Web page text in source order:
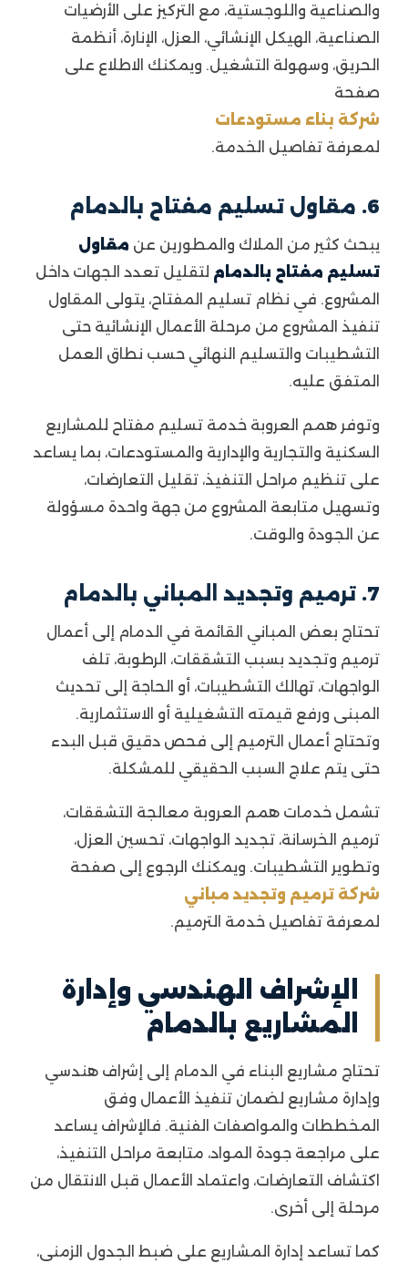
والصناعية واللوجستية، مع التركيز على الأرضيات
الصناعية، الهيكل الإنشائي، العزل، الإنارة، أنظمة
الحريق، وسهولة التشغيل. ويمكنك الاطلاع على
صفحة
شركة بناء مستودعات
لمعرفة تفاصيل الخدمة.
6. مقاول تسليم مفتاح بالدمام
يبحث كثير من الملاك والمطورين عن مقاول
تسليم مفتاح بالدمام لتقليل تعدد الجهات داخل
المشروع. في نظام تسليم المفتاح، يتولى المقاول
تنفيذ المشروع من مرحلة الأعمال الإنشائية حتى
التشطيبات والتسليم النهائي حسب نطاق العمل
المتفق عليه.
وتوفر همم العروبة خدمة تسليم مفتاح للمشاريع
السكنية والتجارية والإدارية والمستودعات، بما يساعد
على تنظيم مراحل التنفيذ، تقليل التعارضات،
وتسهيل متابعة المشروع من جهة واحدة مسؤولة
عن الجودة والوقت.
7. ترميم وتجديد المباني بالدمام
تحتاج بعض المباني القائمة في الدمام إلى أعمال
ترميم وتجديد بسبب التشققات، الرطوبة، تلف
الواجهات، تهالك التشطيبات، أو الحاجة إلى تحديث
المبنى ورفع قيمته التشغيلية أو الاستثمارية.
وتحتاج أعمال الترميم إلى فحص دقيق قبل البدء
حتى يتم علاج السبب الحقيقي للمشكلة.
تشمل خدمات همم العروبة معالجة التشققات،
ترميم الخرسانة، تجديد الواجهات، تحسين العزل،
وتطوير التشطيبات. ويمكنك الرجوع إلى صفحة
شركة ترميم وتجديد مباني
لمعرفة تفاصيل خدمة الترميم.
الإشراف الهندسي وإدارة
المشاريع بالدمام
تحتاج مشاريع البناء في الدمام إلى إشراف هندسي
وإدارة مشاريع لضمان تنفيذ الأعمال وفق
المخططات والمواصفات الفنية. فالإشراف يساعد
على مراجعة جودة المواد، متابعة مراحل التنفيذ،
اكتشاف التعارضات، واعتماد الأعمال قبل الانتقال من
مرحلة إلى أخرى.
كما تساعد إدارة المشاريع على ضبط الجدول الزمني،